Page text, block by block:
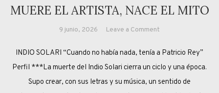
MUERE EL ARTISTA, NACE EL MITO
9 junio, 2026 Leave a Comment
EL
ARTISTA,
NACE
INDIO SOLARI “Cuando no había nada, tenía a Patricio Rey”
Perfil ***La muerte del Indio Solari cierra un ciclo y una época.
Supo crear, con sus letras y su música, un sentido de